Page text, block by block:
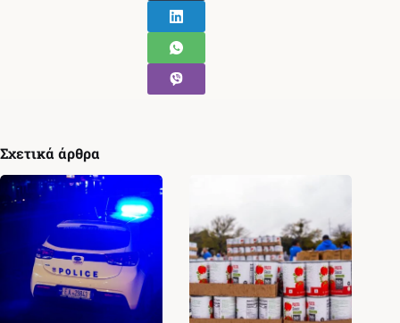
Σχετικά άρθρα